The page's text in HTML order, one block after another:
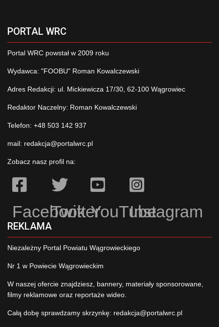
PORTAL WRC
Portal WRC powstał w 2009 roku
Wydawca: "FOOBU" Roman Kowalczewski
Adres Redakcji: ul. Mickiewicza 17/30, 62-100 Wągrowiec
Redaktor Naczelny: Roman Kowalczewski
Telefon: +48 503 142 937
mail: redakcja@portalwrc.pl
Zobacz nasz profil na:
Facebook
TwitterYouTubeInstagram
REKLAMA
Niezależny Portal Powiatu Wągrowieckiego
Nr 1 w Powiecie Wągrowieckim
W naszej ofercie znajdziesz, bannery, materiały sponsorowane,
filmy reklamowe oraz reportaże wideo.
Całą dobę sprawdzamy skrzynkę: redakcja@portalwrc.pl